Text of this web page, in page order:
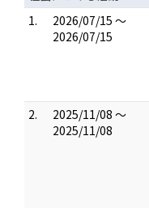
1.
2026/07/15 ～
2026/07/15
2.
2025/11/08 ～
2025/11/08